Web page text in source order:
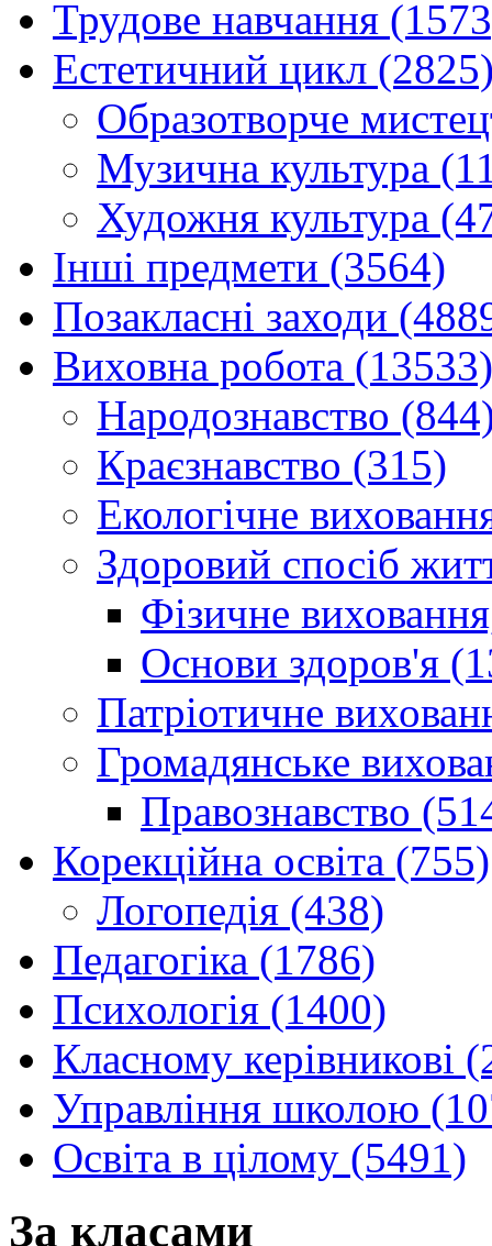
Трудове навчання
Естетичний цикл
Образотворче
Музична культура
Художня культура
Інші предмети (3564)
Позакласні заходи
Виховна робота (13533)
Народознавство
Краєзнавство (315)
Екологічне
Здоровий спосіб
Фізичне
Основи здоров'я
Патріотичне
Громадянське
Правознавство
Корекційна освіта (755)
Логопедія (438)
Педагогіка (1786)
Психологія (1400)
Класному керівникові
Управління школою
Освіта в цілому (5491)
За класами